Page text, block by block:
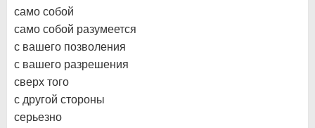
само собой
само собой разумеется
с вашего позволения
с вашего разрешения
сверх того
с другой стороны
серьезно